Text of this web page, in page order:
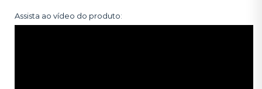
Assista ao vídeo do produto: